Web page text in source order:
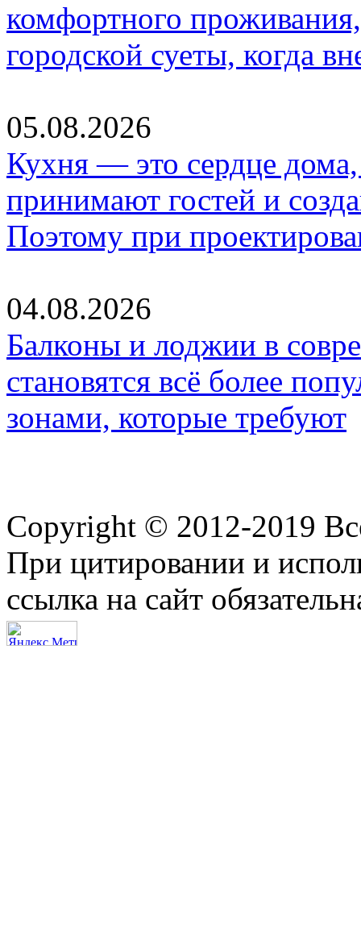
комфортного
городской суеты, когда
05.08.2026
Кухня — это сердце дома,
принимают гостей и
Поэтому при
04.08.2026
Балконы и лоджии в
становятся всё более
зонами, которые требуют
Copyright © 2012-2019
При цитировании и
ссылка на сайт